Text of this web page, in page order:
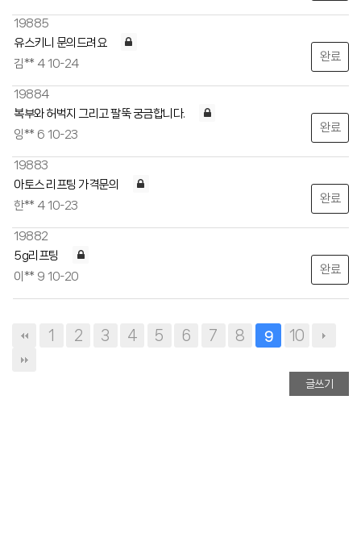
19885
유스키니 문의드려요
김** 4 10-24
완료
19884
복부와 허벅지 그리고 팔뚝 궁금합니다.
잉** 6 10-23
완료
19883
아토스 리프팅 가격문의
한** 4 10-23
완료
19882
5g리프팅
이** 9 10-20
완료
1 2 3 4 5 6 7 8 9 10
글쓰기